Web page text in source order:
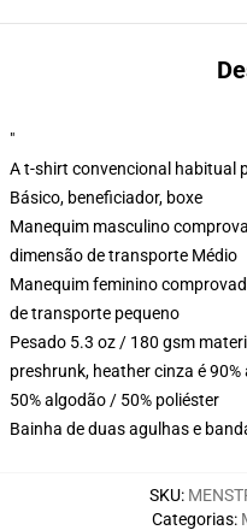
"
A t-shirt convencional habitual
Básico, beneficiador, boxe
Manequim masculino
dimensão de transporte Médio
Manequim feminino
de transporte pequeno
Pesado 5.3 oz / 180 gsm
preshrunk, heather cinza é
50% algodão / 50% poliéster
Bainha de duas agulhas e
SKU:
Categorias: